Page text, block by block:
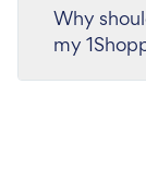
Why
my